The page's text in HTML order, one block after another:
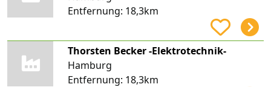
Entfernung: 18,3km
Thorsten Becker -Elektrotechnik-
Hamburg
Entfernung: 18,3km